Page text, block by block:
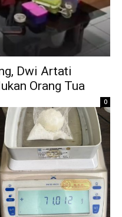
Dwi Artati
Orang Tua
0